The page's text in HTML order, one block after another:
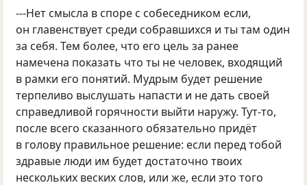
---Нет смысла в споре с собеседником если,
он главенствует среди собравшихся и ты там один
за себя. Тем более, что его цель за ранее
намечена показать что ты не человек, входящий
в рамки его понятий. Мудрым будет решение
терпеливо выслушать напасти и не дать своей
справедливой горячности выйти наружу. Тут-то,
после всего сказанного обязательно придёт
в голову правильное решение: если перед тобой
здравые люди им будет достаточно твоих
нескольких веских слов, или же, если это того